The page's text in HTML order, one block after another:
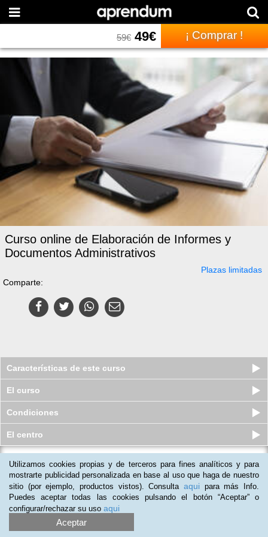
59€49€ ¡ Comprar !
Curso online de Elaboración de Informes y
Documentos Administrativos
Plazas limitadas
Comparte:
Características de este curso
El curso
Condiciones
El centro
Curso online de Excel Aplicado a la
Banca Online
Plazas limitadas
49€35
Utilizamos cookies propias y de terceros para fines analíticos y para
mostrarte publicidad personalizada en base al uso que haga de nuestro
sitio (por ejemplo, productos vistos). Consulta aqui para más Info.
Puedes aceptar todas las cookies pulsando el botón “Aceptar” o
configurar/rechazar su uso aqui
Aceptar